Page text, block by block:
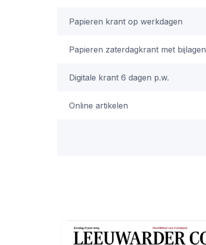
Papieren krant op werkdagen
Papieren zaterdagkrant met bijlagen
Digitale krant 6 dagen p.w.
Online artikelen